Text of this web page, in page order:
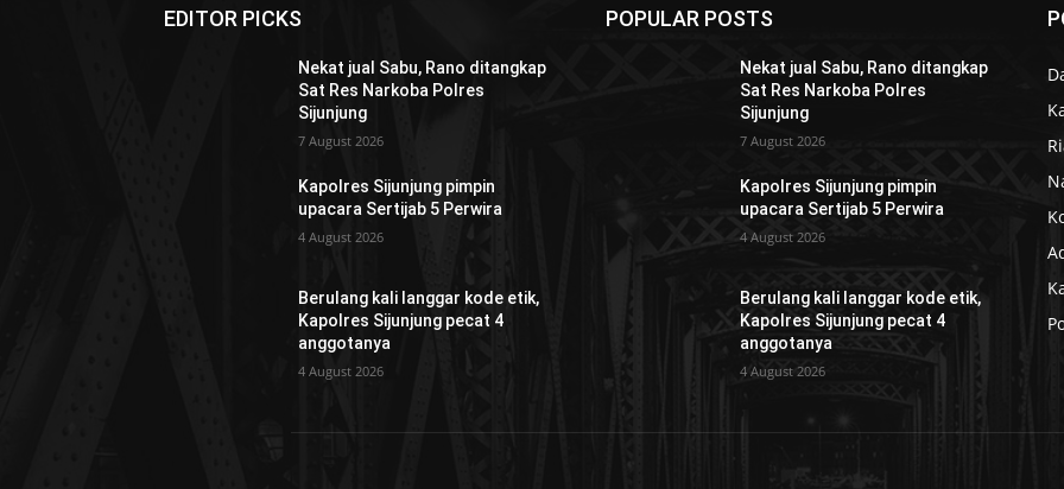
EDITOR PICKS
Nekat jual Sabu, Rano ditangkap
Sat Res Narkoba Polres
Sijunjung
7 August 2026
Kapolres Sijunjung pimpin
upacara Sertijab 5 Perwira
4 August 2026
Berulang kali langgar kode etik,
Kapolres Sijunjung pecat 4
anggotanya
4 August 2026
POPULAR POSTS
Nekat jual Sabu, Rano ditangkap
Sat Res Narkoba Polres
Sijunjung
7 August 2026
Kapolres Sijunjung pimpin
upacara Sertijab 5 Perwira
4 August 2026
Berulang kali langgar kode etik,
Kapolres Sijunjung pecat 4
anggotanya
4 August 2026